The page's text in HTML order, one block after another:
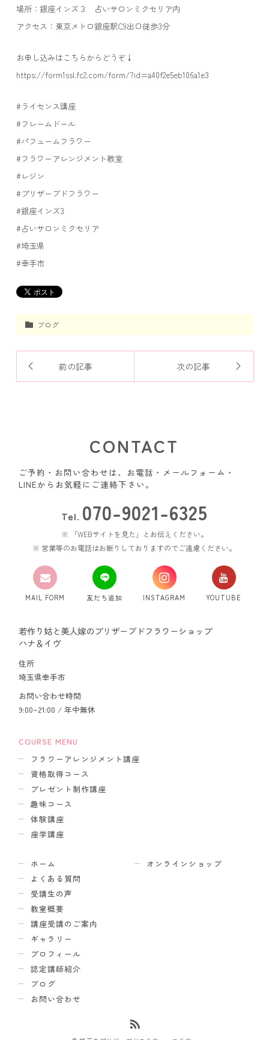
場所：銀座インズ３ 占いサロンミクセリア内
アクセス：東京メトロ銀座駅C9出口徒歩3分
お申し込みはこちらからどうぞ↓
https://form1ssl.fc2.com/form/?id=a40f2e5eb106a1e3
#ライセンス講座
#フレームドール
#パフュームフラワー
#フラワーアレンジメント教室
#レジン
#プリザーブドフラワー
#銀座インズ3
#占いサロンミクセリア
#埼玉県
#幸手市
ブログ
前の記事 次の記事
CONTACT
ご予約・お問い合わせは、お電話・メールフォーム・
LINEからお気軽にご連絡下さい。
Tel. 070-9021-6325
「WEBサイトを見た」とお伝えください。
営業等のお電話はお断りしておりますのでご遠慮ください。
MAIL FORM 友だち追加 INSTAGRAM YOUTUBE
若作り姑と美人嫁のプリザーブドフラワーショップ
ハナ＆イヴ
住所
埼玉県幸手市
お問い合わせ時間
9:00~21:00 / 年中無休
COURSE MENU
フラワーアレンジメント講座
資格取得コース
プレゼント制作講座
趣味コース
体験講座
座学講座
ホーム
よくある質問
受講生の声
教室概要
講座受講のご案内
ギャラリー
プロフィール
認定講師紹介
ブログ
お問い合わせ
オンラインショップ